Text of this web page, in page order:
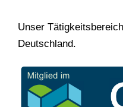
Unser
Deutschland.